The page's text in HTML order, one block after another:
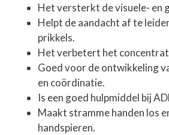
Het versterkt de visuele- en
Helpt de aandacht af te
prikkels.
Het verbetert het
Goed voor de ontwikkeling
en coördinatie.
Is een goed hulpmiddel bij
Maakt stramme handen los
handspieren.